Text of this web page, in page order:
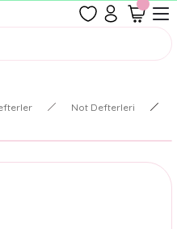
Gün Kargoda!
Not Defterleri